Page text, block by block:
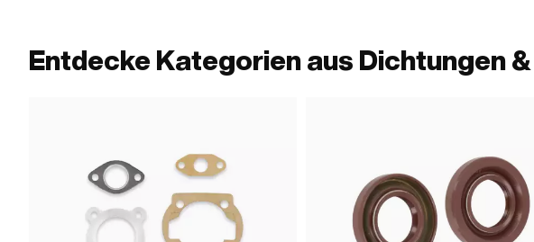
Entdecke Kategorien aus Dichtungen